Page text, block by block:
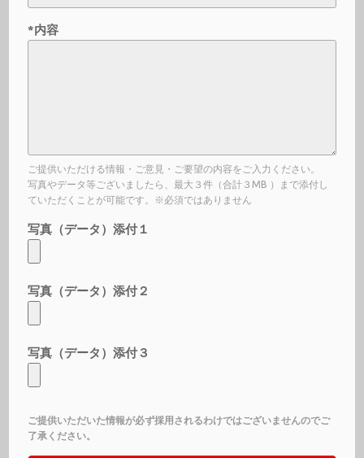
*内容
ご提供いただける情報・ご意見・ご要望の内容をご入力ください。
写真やデータ等ございましたら、最大３件（合計３MB ）まで添付し
ていただくことが可能です。※必須ではありません
写真（データ）添付１
写真（データ）添付２
写真（データ）添付３
ご提供いただいた情報が必ず採用されるわけではございませんのでご
了承ください。